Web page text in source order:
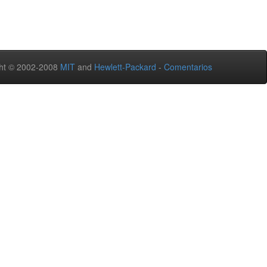
© 2002-2008 MIT and Hewlett-Packard - Comentarios